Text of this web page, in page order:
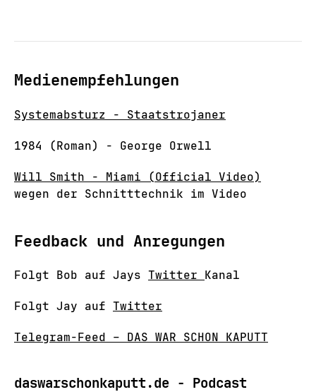
Medienempfehlungen
Systemabsturz - Staatstrojaner
1984 (Roman) - George Orwell
Will Smith - Miami (Official Video)
wegen der Schnitttechnik im Video
Feedback und Anregungen
Folgt Bob auf Jays Twitter Kanal
Folgt Jay auf Twitter
Telegram-Feed – DAS WAR SCHON KAPUTT
daswarschonkaputt.de - Podcast